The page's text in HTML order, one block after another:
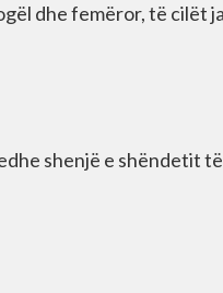
dhe femëror, të cilët
shenjë e shëndetit të